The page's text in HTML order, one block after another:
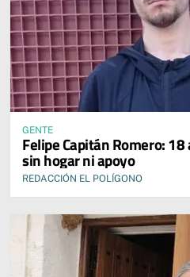
GENTE
Felipe Capitán Romero:
sin hogar ni apoyo
REDACCIÓN EL POLÍGONO